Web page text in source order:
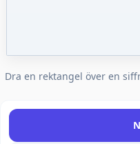
Dra en rektangel över en